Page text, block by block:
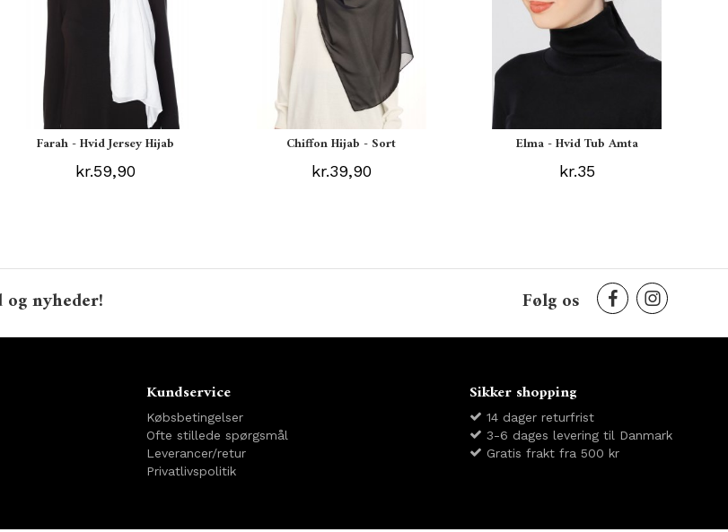
Farah - Hvid Jersey Hijab
kr.59,90
Chiffon Hijab - Sort
kr.39,90
Elma - Hvid Tub Amta
kr.35
nyheder! Følg os
Kundservice
Købsbetingelser
Ofte stillede spørgsmål
Leverancer/retur
Privatlivspolitik
Sikker shopping
14 dager returfrist
3-6 dages levering til Danmark
Gratis frakt fra 500 kr